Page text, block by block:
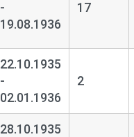
-
19.08.1936
17
22.10.1935
-
02.01.1936
2
28.10.1935